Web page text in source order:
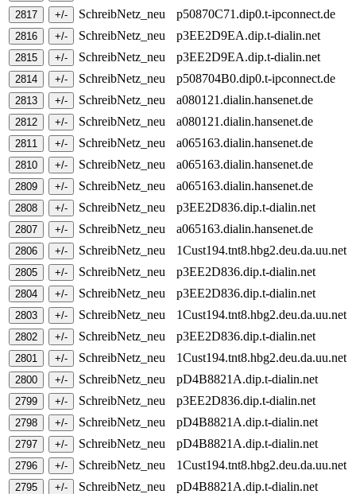
SchreibNetz_neu
p50870C71.dip0.t-ipconnect.de
SchreibNetz_neu
p3EE2D9EA.dip.t-dialin.net
SchreibNetz_neu
p3EE2D9EA.dip.t-dialin.net
SchreibNetz_neu
p508704B0.dip0.t-ipconnect.de
SchreibNetz_neu
a080121.dialin.hansenet.de
SchreibNetz_neu
a080121.dialin.hansenet.de
SchreibNetz_neu
a065163.dialin.hansenet.de
SchreibNetz_neu
a065163.dialin.hansenet.de
SchreibNetz_neu
a065163.dialin.hansenet.de
SchreibNetz_neu
p3EE2D836.dip.t-dialin.net
SchreibNetz_neu
a065163.dialin.hansenet.de
SchreibNetz_neu
1Cust194.tnt8.hbg2.deu.da.uu.net
SchreibNetz_neu
p3EE2D836.dip.t-dialin.net
SchreibNetz_neu
p3EE2D836.dip.t-dialin.net
SchreibNetz_neu
1Cust194.tnt8.hbg2.deu.da.uu.net
SchreibNetz_neu
p3EE2D836.dip.t-dialin.net
SchreibNetz_neu
1Cust194.tnt8.hbg2.deu.da.uu.net
SchreibNetz_neu
pD4B8821A.dip.t-dialin.net
SchreibNetz_neu
p3EE2D836.dip.t-dialin.net
SchreibNetz_neu
pD4B8821A.dip.t-dialin.net
SchreibNetz_neu
pD4B8821A.dip.t-dialin.net
SchreibNetz_neu
1Cust194.tnt8.hbg2.deu.da.uu.net
SchreibNetz_neu
pD4B8821A.dip.t-dialin.net